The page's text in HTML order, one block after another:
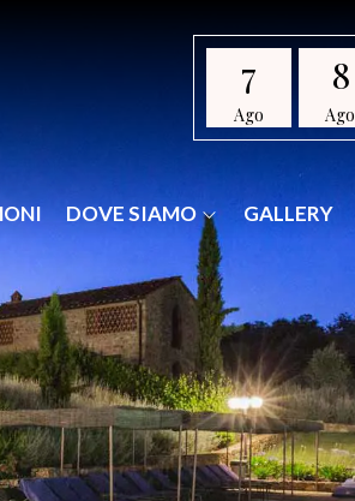
DOVE SIAMO GALLERY
7
Ago
8
Ago